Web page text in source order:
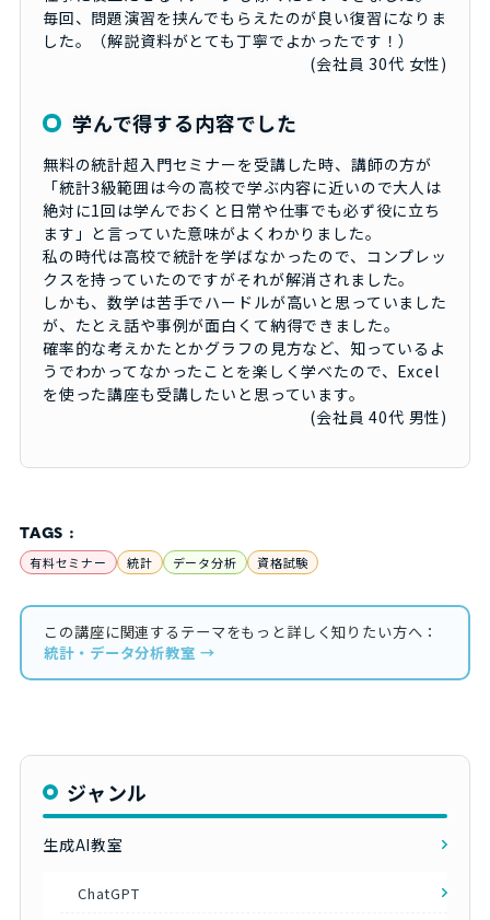
毎回、問題演習を挟んでもらえたのが良い復習になりま
した。（解説資料がとても丁寧でよかったです！）
(会社員 30代 女性)
学んで得する内容でした
無料の統計超入門セミナーを受講した時、講師の方が
「統計3級範囲は今の高校で学ぶ内容に近いので大人は
絶対に1回は学んでおくと日常や仕事でも必ず役に立ち
ます」と言っていた意味がよくわかりました。
私の時代は高校で統計を学ばなかったので、コンプレッ
クスを持っていたのですがそれが解消されました。
しかも、数学は苦手でハードルが高いと思っていました
が、たとえ話や事例が面白くて納得できました。
確率的な考えかたとかグラフの見方など、知っているよ
うでわかってなかったことを楽しく学べたので、Excel
を使った講座も受講したいと思っています。
(会社員 40代 男性)
TAGS :
有料セミナー 統計 データ分析 資格試験
この講座に関連するテーマをもっと詳しく知りたい方へ：
統計・データ分析教室 →
ジャンル
生成AI教室
ChatGPT